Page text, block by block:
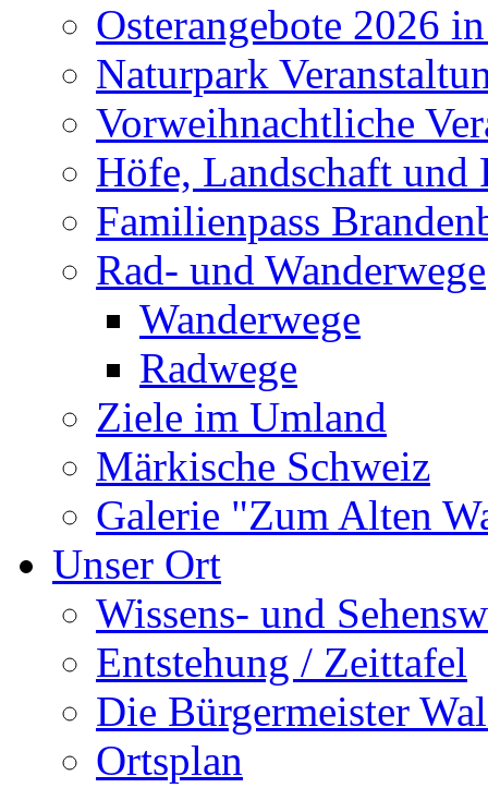
Osterangebote 2026
Naturpark
Vorweihnachtliche
Höfe, Landschaft und
Familienpass
Rad- und Wanderwege
Wanderwege
Radwege
Ziele im Umland
Märkische Schweiz
Galerie "Zum Alten
Unser Ort
Wissens- und
Entstehung / Zeittafel
Die Bürgermeister
Ortsplan